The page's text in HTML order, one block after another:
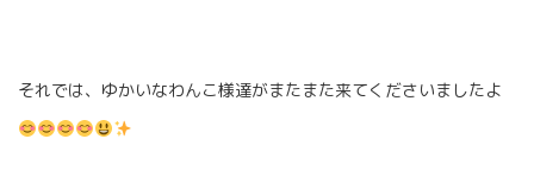
それでは、ゆかいなわんこ様達がまたまた来てくださいましたよ